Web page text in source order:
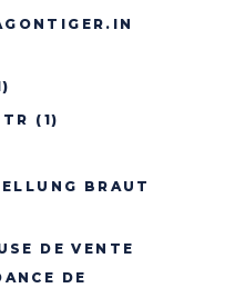
(1)
BRAUT
DE VENTE
DE